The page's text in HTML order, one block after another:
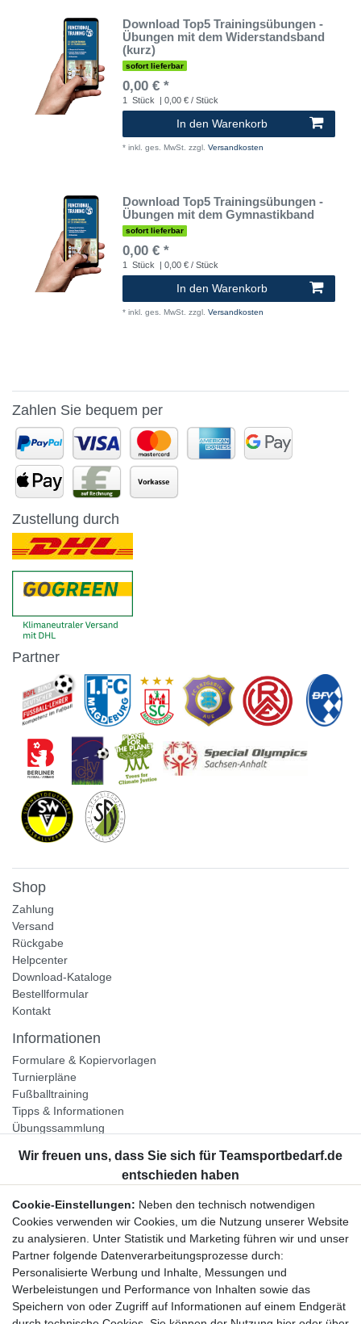
Download Top5 Trainingsübungen -
Übungen mit dem Widerstandsband
(kurz)
sofort lieferbar
0,00 € *
1 Stück | 0,00 € / Stück
In den Warenkorb
* inkl. ges. MwSt. zzgl. Versandkosten
Download Top5 Trainingsübungen -
Übungen mit dem Gymnastikband
sofort lieferbar
0,00 € *
1 Stück | 0,00 € / Stück
In den Warenkorb
* inkl. ges. MwSt. zzgl. Versandkosten
Zahlen Sie bequem per
Zustellung durch
Partner
Shop
Zahlung
Versand
Rückgabe
Helpcenter
Download-Kataloge
Bestellformular
Kontakt
Informationen
Formulare & Kopiervorlagen
Turnierpläne
Fußballtraining
Tipps & Informationen
Übungssammlung
Unternehmen
Widerrufsrecht
Bestellung widerrufen
Datenschutzerklärung
AGB
Impressum
Cookie-Einstellungen: Neben den technisch notwendigen
Cookies verwenden wir Cookies, um die Nutzung unserer Website
zu analysieren. Unter Statistik und Marketing führen wir und unser
Partner folgende Datenverarbeitungsprozesse durch:
Personalisierte Werbung und Inhalte, Messungen und
Werbeleistungen und Performance von Inhalten sowie das
Speichern von oder Zugriff auf Informationen auf einem Endgerät